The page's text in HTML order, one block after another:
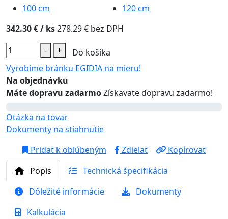
100cm 120cm
342.30 €/ ks278.29 € bez DPH
-
+
Do košíka
Vyrobíme bránku EGIDIA na mieru!
Na objednávku
Máte dopravu zadarmoZískavate dopravu zadarmo!
Otázka na tovar
Dokumenty na stiahnutie
Pridať k obľúbeným
Zdielať
Kopírovať
Popis
Technická špecifikácia
Dôležité informácie
Dokumenty
Kalkulácia